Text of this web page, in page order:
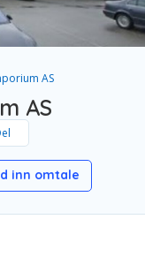
AS
AS
inn omtale